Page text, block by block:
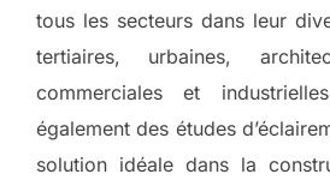
tous les secteurs dans leur
tertiaires, urbaines,
commerciales et
également des études
solution idéale dans la